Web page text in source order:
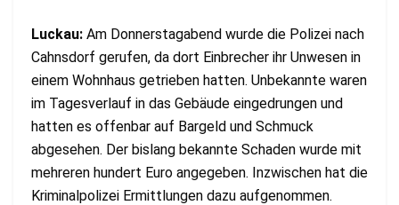
Luckau: Am Donnerstagabend wurde die Polizei nach
Cahnsdorf gerufen, da dort Einbrecher ihr Unwesen in
einem Wohnhaus getrieben hatten. Unbekannte waren
im Tagesverlauf in das Gebäude eingedrungen und
hatten es offenbar auf Bargeld und Schmuck
abgesehen. Der bislang bekannte Schaden wurde mit
mehreren hundert Euro angegeben. Inzwischen hat die
Kriminalpolizei Ermittlungen dazu aufgenommen.